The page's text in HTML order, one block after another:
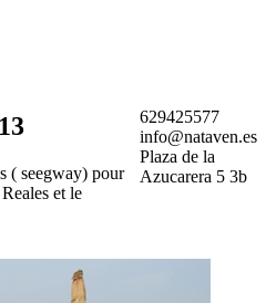
( seegway) pour
et le
629425577
info@nataven.es
Plaza de la
Azucarera 5 3b